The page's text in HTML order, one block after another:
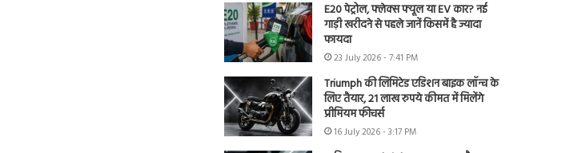
E20 पेट्रोल, फ्लेक्स फ्यूल या EV कार? नई
गाड़ी खरीदने से पहले जानें किसमें है ज्यादा
फायदा
23 July 2026 - 7:41 PM
Triumph की लिमिटेड एडिशन बाइक लॉन्च के
लिए तैयार, 21 लाख रुपये कीमत में मिलेंगे
प्रीमियम फीचर्स
16 July 2026 - 3:17 PM